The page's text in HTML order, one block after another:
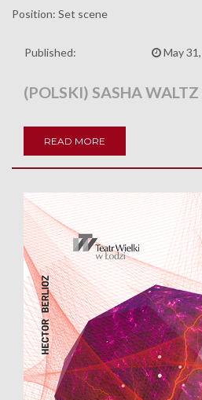
Position: Set scene
Published: May
(POLSKI) SASHA WALTZ
READ MORE